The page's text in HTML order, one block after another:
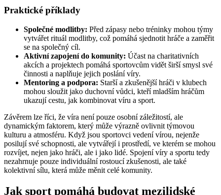
Praktické příklady
Společné modlitby: Před zápasy nebo tréninky mohou týmy
vytvářet rituál modlitby, což pomáhá sjednotit hráče a zaměřit
se na společný cíl.
Aktivní zapojení do komunity: Účast na charitativních
akcích a projektech pomáhá sportovcům vidět širší smysl své
činnosti a naplňuje jejich poslání víry.
Mentoring a podpora: Starší a zkušenější hráči v klubech
mohou sloužit jako duchovní vůdci, kteří mladším hráčům
ukazují cestu, jak kombinovat víru a sport.
Závěrem lze říci, že víra není pouze osobní záležitostí, ale
dynamickým faktorem, který může výrazně ovlivnit týmovou
kulturu a atmosféru. Když jsou sportovci vedení vírou, nejenže
posilují své schopnosti, ale vytvářejí i prostředí, ve kterém se mohou
rozvíjet, nejen jako hráči, ale i jako lidé. Spojení víry a sportu tedy
nezahrnuje pouze individuální rostoucí zkušenosti, ale také
kolektivní sílu, která může měnit celé komunity.
Jak sport pomáhá budovat mezilidské